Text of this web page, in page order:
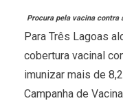
Procura pela vacina contra
Para Três Lagoas
cobertura vacinal
imunizar mais de
Campanha de